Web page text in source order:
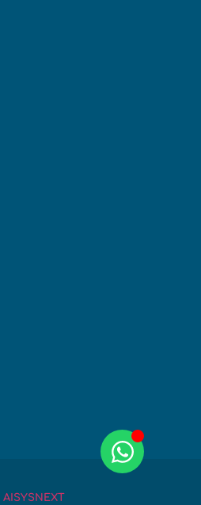
AISYSNEXT